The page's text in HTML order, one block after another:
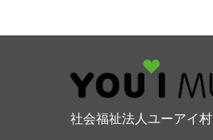
社会福祉法人ユーアイ村